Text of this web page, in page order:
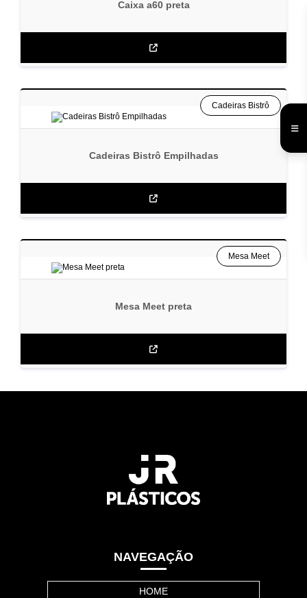
Caixa a60 preta
Cadeiras Bistrô Empilhadas
Cadeiras Bistrô
Mesa Meet preta
Mesa Meet
NAVEGAÇÃO
HOME